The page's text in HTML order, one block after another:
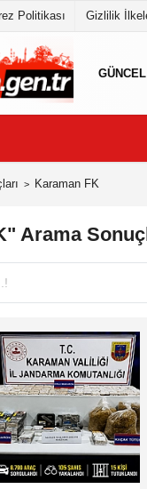
Politikası Gizlilik
GÜNCEL
Karaman FK
Arama